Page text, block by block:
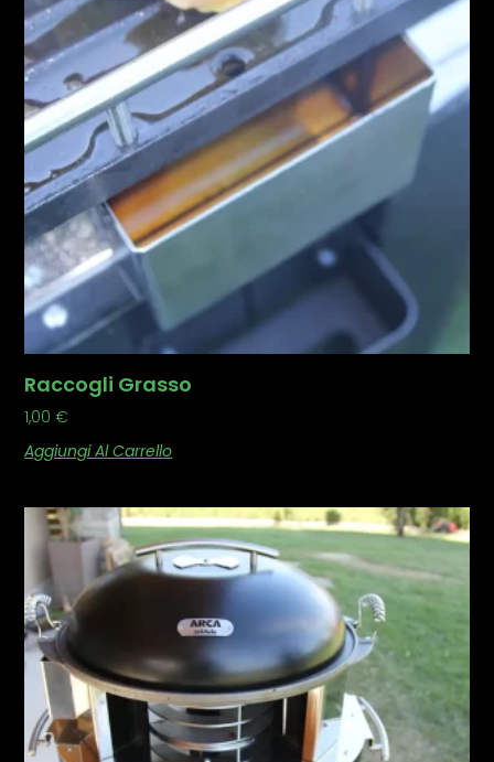
Raccogli Grasso
1,00€
Aggiungi Al Carrello